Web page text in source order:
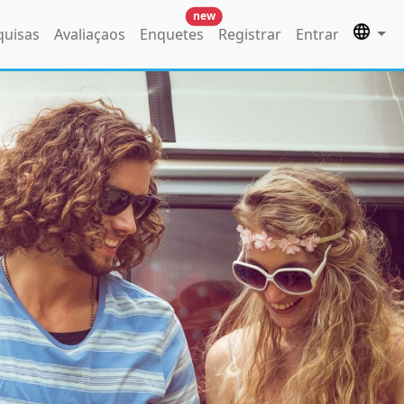
Avaliaçaos Enquetes
new
Registrar Entrar